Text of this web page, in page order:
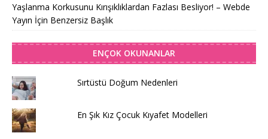
Yaşlanma Korkusunu Kırışıklıklardan Fazlası Besliyor! – Webde
Yayın İçin Benzersiz Başlık
ENÇOK OKUNANLAR
Sırtüstü Doğum Nedenleri
En Şık Kız Çocuk Kıyafet Modelleri